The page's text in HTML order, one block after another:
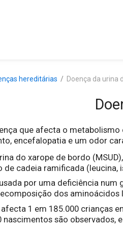
hereditárias Doença da urina
que afecta o
encefalopatia e um odor
do xarope de bordo
de cadeia ramificada (leucina,
por uma deficiência
dos aminoácidos
1 em 185.000 crianças
nascimentos são observados,